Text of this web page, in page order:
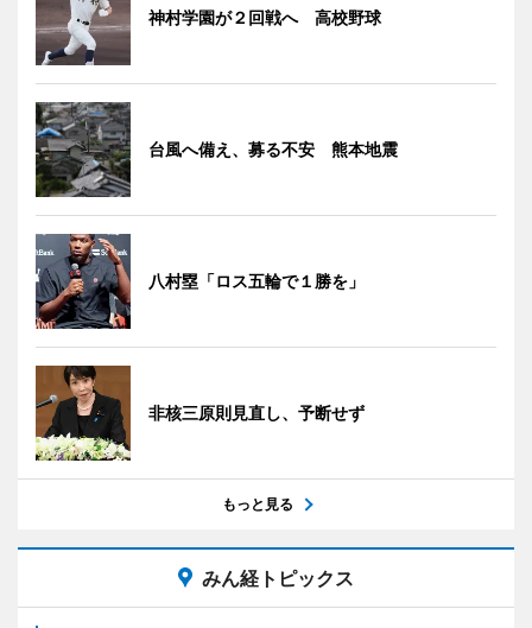
神村学園が２回戦へ 高校野球
台風へ備え、募る不安 熊本地震
八村塁「ロス五輪で１勝を」
非核三原則見直し、予断せず
もっと見る
みん経トピックス